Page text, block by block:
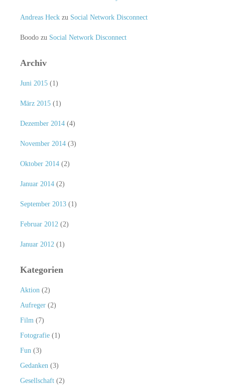
Andreas Heckzu Social Network Disconnect
Boodozu Social Network Disconnect
Archiv
Juni 2015(1)
März 2015(1)
Dezember 2014(4)
November 2014(3)
Oktober 2014(2)
Januar 2014(2)
September 2013(1)
Februar 2012 (2)
Januar 2012 (1)
Kategorien
Aktion (2)
Aufreger(2)
Film (7)
Fotografie(1)
Fun (3)
Gedanken (3)
Gesellschaft(2)